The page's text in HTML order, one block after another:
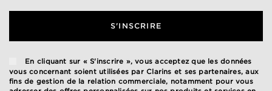
S'INSCRIRE
En cliquant sur « S'inscrire », vous acceptez que les données
vous concernant soient utilisées par Clarins et ses partenaires, aux
fins de gestion de la relation commerciale, notamment pour vous